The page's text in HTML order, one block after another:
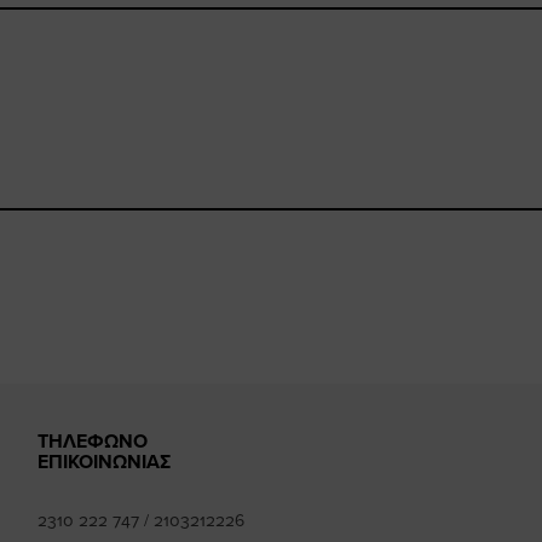
happysizes/
user/
ΤΗΛΕΦΩΝΟ
ΕΠΙΚΟΙΝΩΝΙΑΣ
2310 222 747 / 2103212226